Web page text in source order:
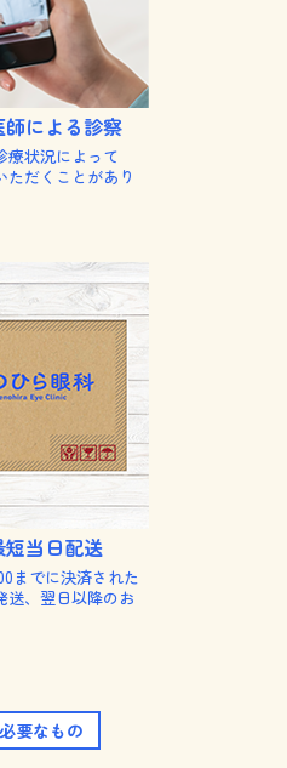
師による診察
状況によって
ただくことがあり
短当日配送
までに決済された
送、翌日以降のお
要なもの